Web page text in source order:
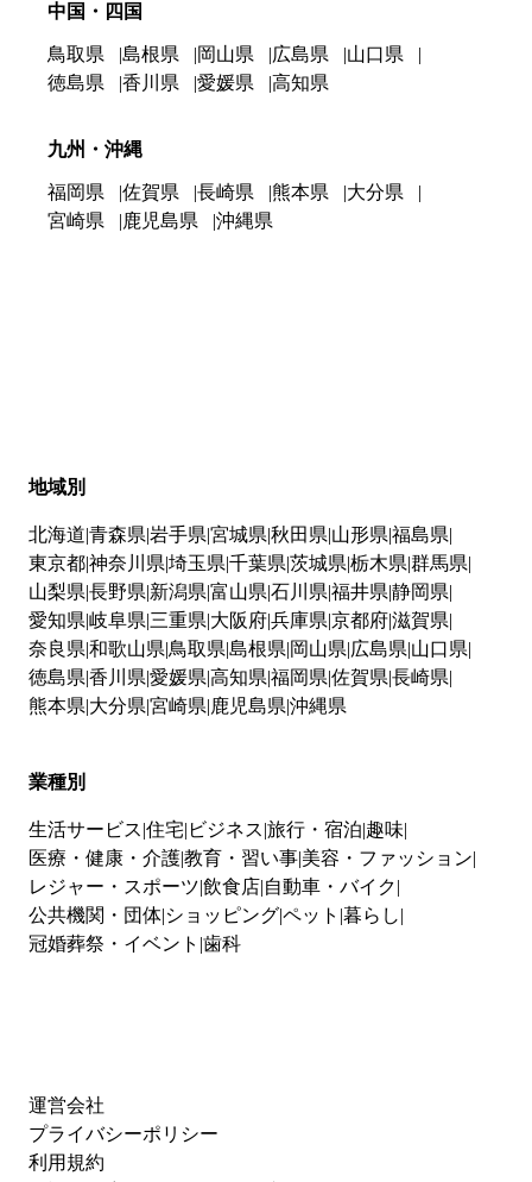
中国・四国
鳥取県 島根県 岡山県 広島県
山口県
徳島県
香川県 愛媛県 高知県
九州・沖縄
福岡県 佐賀県 長崎県 熊本県
大分県
宮崎県
鹿児島県 沖縄県
地域別
北海道 青森県 岩手県 宮城県 秋田県 山形県 福島県
東京都神奈川県 埼玉県 千葉県 茨城県 栃木県 群馬県
山梨県 長野県 新潟県 富山県 石川県 福井県 静岡県
愛知県 岐阜県 三重県 大阪府兵庫県 京都府滋賀県
奈良県 和歌山県 鳥取県 島根県 岡山県 広島県 山口県
徳島県 香川県 愛媛県 高知県 福岡県 佐賀県 長崎県
熊本県 大分県 宮崎県 鹿児島県 沖縄県
業種別
生活サービス 住宅 ビジネス 旅行・宿泊 趣味
医療・健康・介護教育・習い事 美容・ファッション
レジャー・スポーツ 飲食店 自動車・バイク
公共機関・団体 ショッピングペット 暮らし
冠婚葬祭・イベント 歯科
運営会社
プライバシーポリシー
利用規約